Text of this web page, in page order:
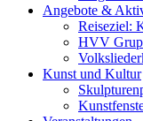
Angebote &
Reiseziel:
HVV
Kunst und Kultur